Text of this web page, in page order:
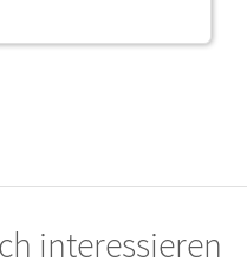
interessieren